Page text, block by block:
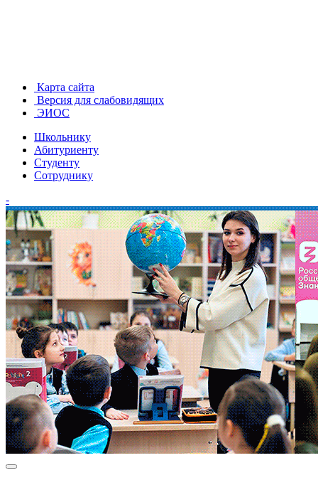
Карта сайта
Версия для слабовидящих
ЭИОС
Школьнику
Абитуриенту
Студенту
Сотруднику
-